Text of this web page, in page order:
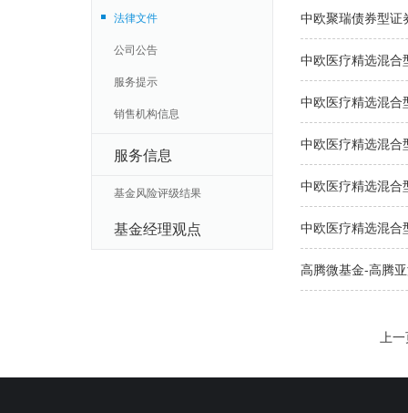
法律文件
公司公告
服务提示
销售机构信息
服务信息
基金风险评级结果
基金经理观点
中欧聚瑞债券型证
中欧医疗精选混合
中欧医疗精选混合
中欧医疗精选混合
中欧医疗精选混合
中欧医疗精选混合
高腾微基金-高腾
上